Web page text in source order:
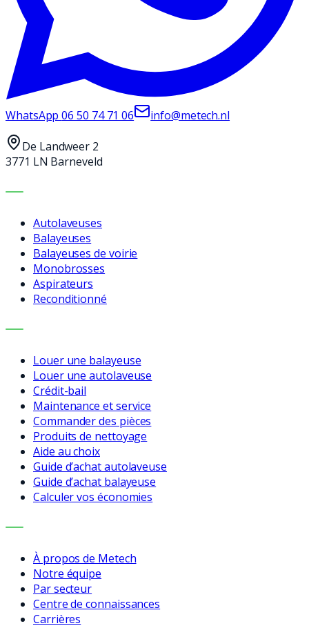
WhatsApp06 50 74 71 06 info@metech.nl
De Landweer 2
3771 LN Barneveld
MACHINES
Autolaveuses
Balayeuses
Balayeuses de voirie
Monobrosses
Aspirateurs
Reconditionné
SERVICES
Louer une balayeuse
Louer une autolaveuse
Crédit-bail
Maintenance et service
Commander des pièces
Produits de nettoyage
Aide au choix
Guide d’achat autolaveuse
Guide d’achat balayeuse
Calculer vos économies
ENTREPRISE
À propos de Metech
Notre équipe
Par secteur
Centre de connaissances
Carrières